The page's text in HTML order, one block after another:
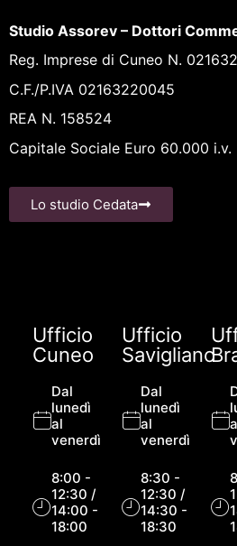
Studio Assorev – Dottori
Reg. Imprese di Cuneo N.
C.F./P.IVA 02163220045
REA N. 158524
Capitale Sociale Euro 60.000 i.v.
Lo studio Cedata
Ufficio
Cuneo
Dal
lunedì
al
venerdì
8:00 -
12:30 /
14:00 -
18:00
Ufficio
Savigliano
Dal
lunedì
al
venerdì
8:30 -
12:30 /
14:30 -
18:30